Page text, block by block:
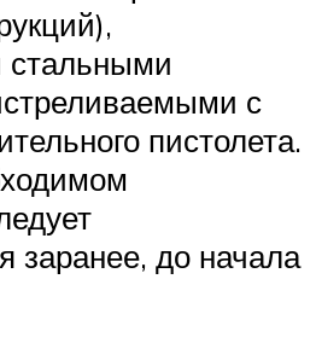
с
пистолета.
заранее, до начала